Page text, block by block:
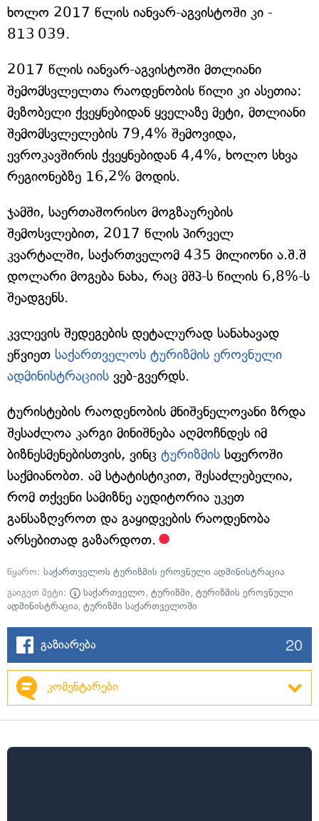
ხოლო 2017 წლის იანვარ-აგვისტოში კი -
813 039.
2017 წლის იანვარ-აგვისტოში მთლიანი
შემომსვლელთა რაოდენობის წილი კი ასეთია:
მეზობელი ქვეყნებიდან ყველაზე მეტი, მთლიანი
შემომსვლელების 79,4% შემოვიდა,
ევროკავშირის ქვეყნებიდან 4,4%, ხოლო სხვა
რეგიონებზე 16,2% მოდის.
ჯამში, საერთაშორისო მოგზაურების
შემოსვლებით, 2017 წლის პირველ
კვარტალში, საქართველომ 435 მილიონი ა.შ.შ
დოლარი მოგება ნახა, რაც მშპ-ს წილის 6,8%-ს
შეადგენს.
კვლევის შედეგების დეტალურად სანახავად
ეწვიეთ საქართველოს ტურიზმის ეროვნული
ადმინისტრაციის ვებ-გვერდს.
ტურისტების რაოდენობის მნიშვნელოვანი ზრდა
შესაძლოა კარგი მინიშნება აღმოჩნდეს იმ
ბიზნესმენებისთვის, ვინც ტურიზმის სფეროში
საქმიანობთ. ამ სტატისტიკით, შესაძლებელია,
რომ თქვენი სამიზნე აუდიტორია უკეთ
განსაზღვროთ და გაყიდვების რაოდენობა
არსებითად გაზარდოთ.
წყარო: საქართველოს ტურიზმის ეროვნული ადმინისტრაცია
გაიგეთ მეტი:
საქართველო, ტურიზმი, ტურიზმის ეროვნული
ადმინისტრაცია, ტურიზმი საქართველოში
გაზიარება 20
კომენტარები